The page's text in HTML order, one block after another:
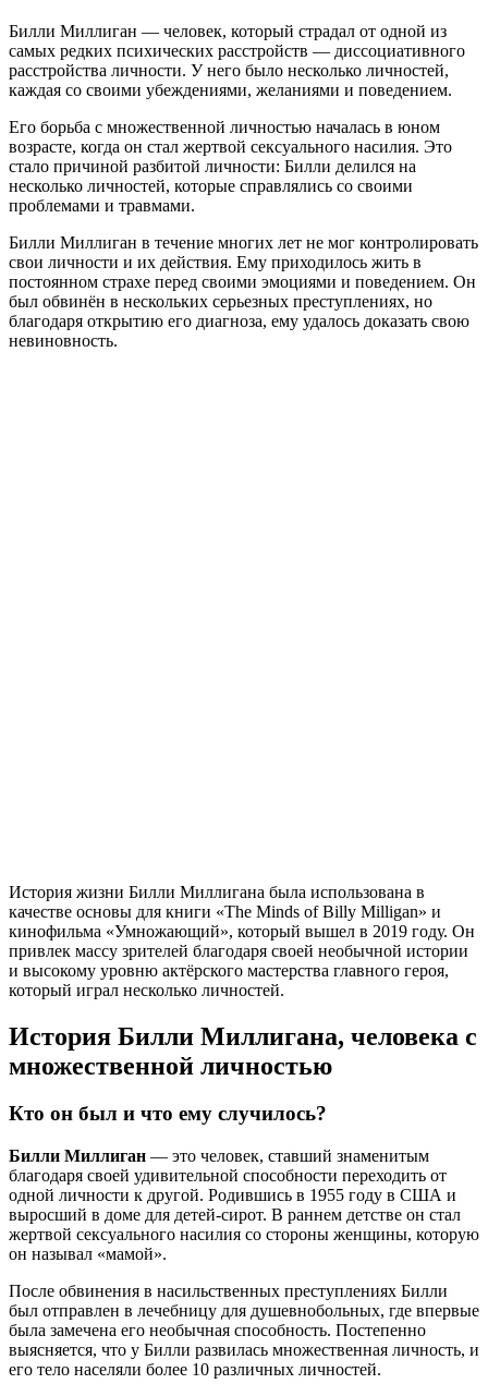
Билли Миллиган — человек, который страдал от одной из
самых редких психических расстройств — диссоциативного
расстройства личности. У него было несколько личностей,
каждая со своими убеждениями, желаниями и поведением.
Его борьба с множественной личностью началась в юном
возрасте, когда он стал жертвой сексуального насилия. Это
стало причиной разбитой личности: Билли делился на
несколько личностей, которые справлялись со своими
проблемами и травмами.
Билли Миллиган в течение многих лет не мог контролировать
свои личности и их действия. Ему приходилось жить в
постоянном страхе перед своими эмоциями и поведением. Он
был обвинён в нескольких серьезных преступлениях, но
благодаря открытию его диагноза, ему удалось доказать свою
невиновность.
История жизни Билли Миллигана была использована в
качестве основы для книги «The Minds of Billy Milligan» и
кинофильма «Умножающий», который вышел в 2019 году. Он
привлек массу зрителей благодаря своей необычной истории
и высокому уровню актёрского мастерства главного героя,
который играл несколько личностей.
История Билли Миллигана, человека с
множественной личностью
Кто он был и что ему случилось?
Билли Миллиган — это человек, ставший знаменитым
благодаря своей удивительной способности переходить от
одной личности к другой. Родившись в 1955 году в США и
выросший в доме для детей-сирот. В раннем детстве он стал
жертвой сексуального насилия со стороны женщины, которую
он называл «мамой».
После обвинения в насильственных преступлениях Билли
был отправлен в лечебницу для душевнобольных, где впервые
была замечена его необычная способность. Постепенно
выясняется, что у Билли развилась множественная личность, и
его тело населяли более 10 различных личностей.